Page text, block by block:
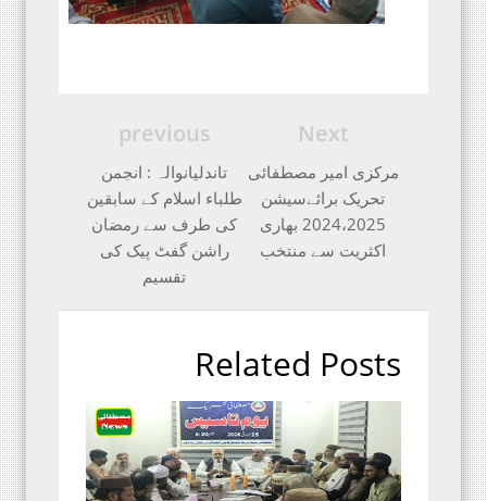
Next
مرکزی امیر مصطفائی
تحریک برائےسیشن
2024،2025 بھاری
اکثریت سے منتخب
previous
تاندلیانوالہ : انجمن
طلباء اسلام کے سابقین
کی طرف سے رمضان
راشن گفٹ پیک کی
تقسیم
Related Posts